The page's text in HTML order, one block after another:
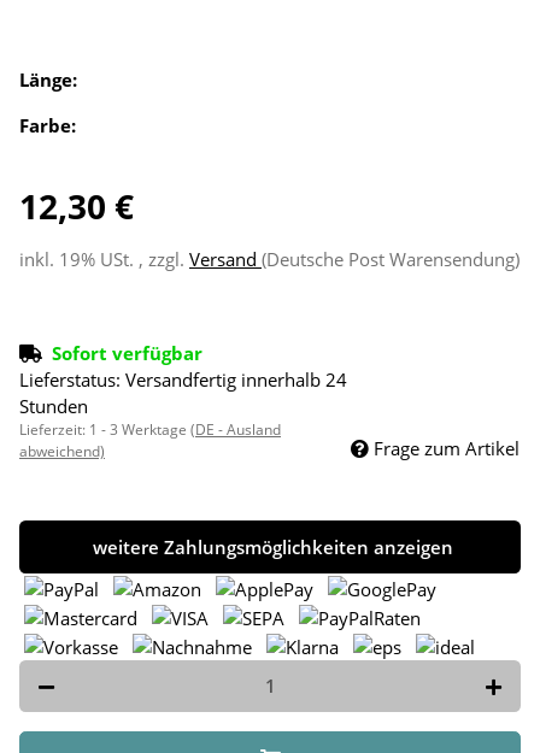
Länge:
Farbe:
12,30 €
inkl. 19% USt. , zzgl. Versand (Deutsche Post Warensendung)
Sofort verfügbar
Lieferstatus: Versandfertig innerhalb 24
Stunden
Lieferzeit: 1 - 3 Werktage (DE - Ausland
abweichend)
Frage zum Artikel
weitere Zahlungsmöglichkeiten anzeigen